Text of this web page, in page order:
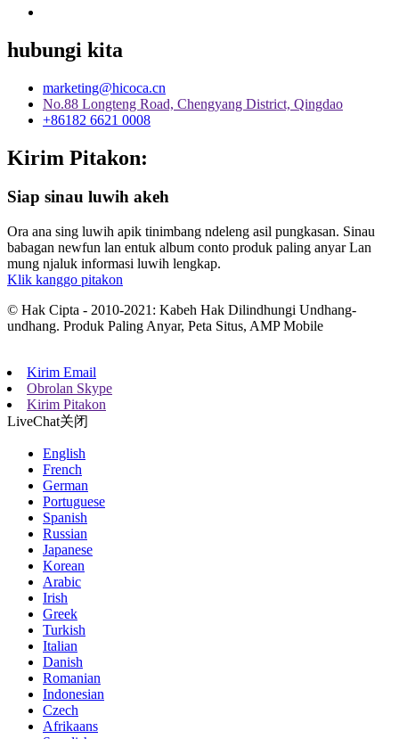
hubungi kita
marketing@hicoca.cn
No.88 Longteng Road, Chengyang District, Qingdao
+86182 6621 0008
Kirim Pitakon:
Siap sinau luwih akeh
Ora ana sing luwih apik tinimbang ndeleng asil pungkasan. Sinau
babagan newfun lan entuk album conto produk paling anyar Lan
mung njaluk informasi luwih lengkap.
Klik kanggo pitakon
© Hak Cipta - 2010-2021: Kabeh Hak Dilindhungi Undhang-
undhang. Produk Paling Anyar, Peta Situs, AMP Mobile
Kirim Email
Obrolan Skype
Kirim Pitakon
LiveChat关闭
English
French
German
Portuguese
Spanish
Russian
Japanese
Korean
Arabic
Irish
Greek
Turkish
Italian
Danish
Romanian
Indonesian
Czech
Afrikaans